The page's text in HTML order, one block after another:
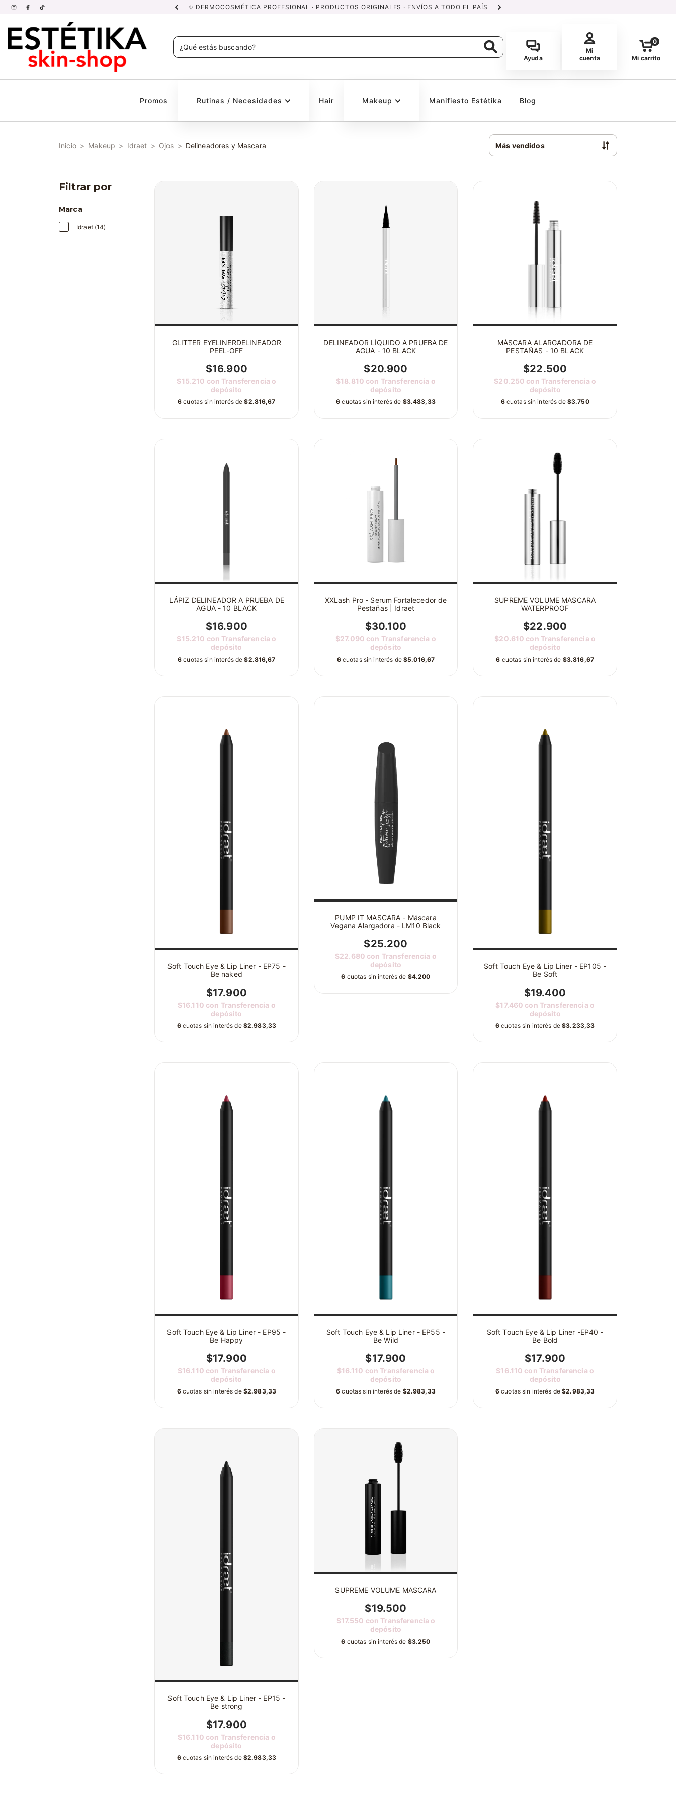
POR PROFESIONALES. ✨ DERMOCOSMÉTICA PROFESIONAL · PRODUCTOS ORIGINALES · ENVÍOS A TODO EL PAÍS
Ayuda
Mi
cuenta
Mi carrito
0
Promos Rutinas / Necesidades Hair Makeup Manifiesto Estétika Blog
Inicio > Makeup > Idraet > Ojos > Delineadores y Mascara
Filtrar por
Marca
Idraet (14)
GLITTER EYELINERDELINEADOR
PEEL-OFF
$16.900
$15.210 con Transferencia o
depósito
6 cuotas sin interés de$2.816,67
DELINEADOR LÍQUIDO A PRUEBA DE
AGUA - 10 BLACK
$20.900
$18.810 con Transferencia o
depósito
6 cuotas sin interés de $3.483,33
MÁSCARA ALARGADORA DE
PESTAÑAS - 10 BLACK
$22.500
$20.250 con Transferencia o
depósito
6 cuotas sin interés de $3.750
LÁPIZ DELINEADOR A PRUEBA DE
AGUA - 10 BLACK
$16.900
$15.210 con Transferencia o
depósito
6 cuotas sin interés de$2.816,67
XXLash Pro - Serum Fortalecedor de
Pestañas | Idraet
$30.100
$27.090 con Transferencia o
depósito
6 cuotas sin interés de$5.016,67
SUPREME VOLUME MASCARA
WATERPROOF
$22.900
$20.610 con Transferencia o
depósito
6 cuotas sin interés de $3.816,67
Soft Touch Eye & Lip Liner - EP75 -
Be naked
$17.900
$16.110 con Transferencia o
depósito
6 cuotas sin interés de $2.983,33
PUMP IT MASCARA - Máscara
Vegana Alargadora - LM10 Black
$25.200
$22.680 con Transferencia o
depósito
6 cuotas sin interés de $4.200
Soft Touch Eye & Lip Liner - EP105 -
Be Soft
$19.400
$17.460 con Transferencia o
depósito
6 cuotas sin interés de$3.233,33
Soft Touch Eye & Lip Liner - EP95 -
Be Happy
$17.900
$16.110 con Transferencia o
depósito
6 cuotas sin interés de $2.983,33
Soft Touch Eye & Lip Liner - EP55 -
Be Wild
$17.900
$16.110 con Transferencia o
depósito
6 cuotas sin interés de $2.983,33
Soft Touch Eye & Lip Liner -EP40 -
Be Bold
$17.900
$16.110 con Transferencia o
depósito
6 cuotas sin interés de$2.983,33
Soft Touch Eye & Lip Liner - EP15 -
Be strong
$17.900
$16.110 con Transferencia o
depósito
6 cuotas sin interés de $2.983,33
SUPREME VOLUME MASCARA
$19.500
$17.550 con Transferencia o
depósito
6 cuotas sin interés de $3.250